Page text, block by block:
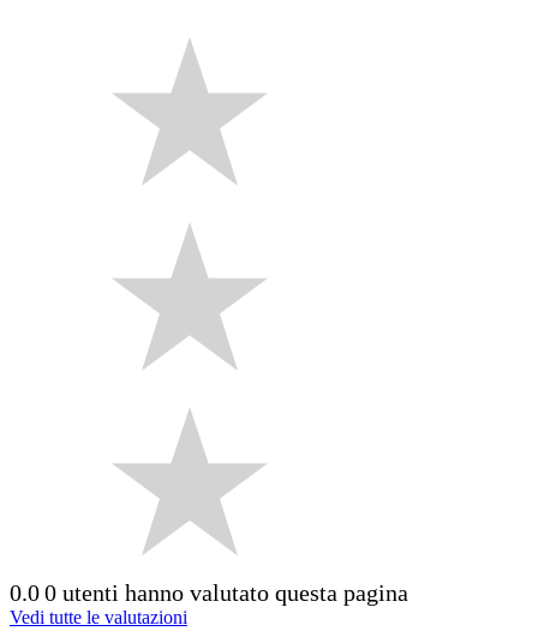
0.00 utenti hanno valutato questa pagina
Vedi tutte le valutazioni